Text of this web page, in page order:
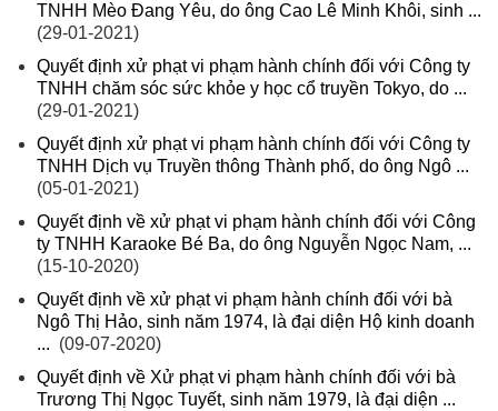
TNHH Mèo Đang Yêu, do ông Cao Lê Minh Khôi, sinh ...
(29-01-2021)
Quyết định xử phạt vi phạm hành chính đối với Công ty
TNHH chăm sóc sức khỏe y học cổ truyền Tokyo, do ...
(29-01-2021)
Quyết định xử phạt vi phạm hành chính đối với Công ty
TNHH Dịch vụ Truyền thông Thành phố, do ông Ngô ...
(05-01-2021)
Quyết định về xử phạt vi phạm hành chính đối với Công
ty TNHH Karaoke Bé Ba, do ông Nguyễn Ngọc Nam, ...
(15-10-2020)
Quyết định về xử phạt vi phạm hành chính đối với bà
Ngô Thị Hảo, sinh năm 1974, là đại diện Hộ kinh doanh
... (09-07-2020)
Quyết định về Xử phạt vi phạm hành chính đối với bà
Trương Thị Ngọc Tuyết, sinh năm 1979, là đại diện ...